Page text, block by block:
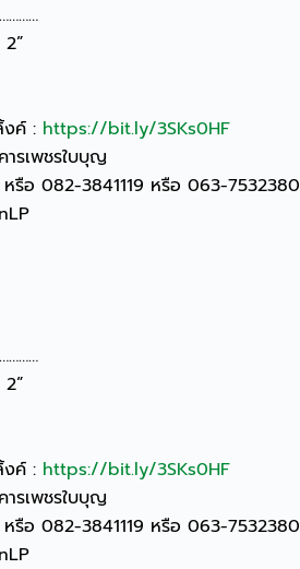
งค์ : https://bit.ly/3SKs0HF
ารเพชรใบบุญ
รือ 082-3841119 หรือ 063-7532380
งค์ : https://bit.ly/3SKs0HF
ารเพชรใบบุญ
รือ 082-3841119 หรือ 063-7532380